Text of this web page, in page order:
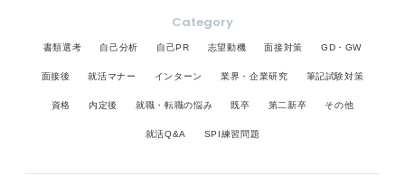
Category
書類選考 自己分析 自己PR 志望動機 面接対策 GD・GW
面接後 就活マナー インターン 業界・企業研究 筆記試験対策
資格 内定後 就職・転職の悩み 既卒 第二新卒 その他
就活Q&A SPI練習問題